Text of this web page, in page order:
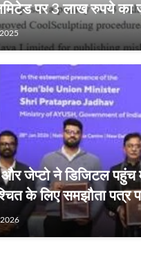
पर 3 लाख रुपये का
जेप्टो ने डिजिटल
के लिए समझौता पत्र
2026